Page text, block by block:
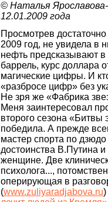
© Наталья
12.01.2009 года
Просмотрев
2009 год, не увидела в
нефть предсказывают
баррель, курс доллара
магические цифры. И
«разбросе цифр» без
Не зря же «Фабрика
Меня заинтересовал
второго сезона «Битвы
победила. А прежде
мастер спорта по
достоинства В.Путина
женщине. Две
психолога...,
оперирующая в
(www.zuliyaradjabova.ru)